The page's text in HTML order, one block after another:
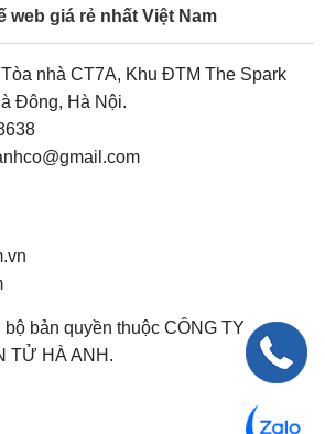
web giá rẻ nhất Việt Nam
nhà CT7A, Khu ĐTM The Spark
Đông, Hà Nội.
bản quyền thuộc CÔNG TY
TỬ HÀ ANH.